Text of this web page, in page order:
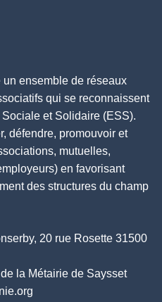
un ensemble de réseaux
qui se reconnaissent
et Solidaire (ESS).
défendre, promouvoir et
mutuelles,
en favorisant
des structures du champ
20 rue Rosette 31500
la Métairie de Saysset